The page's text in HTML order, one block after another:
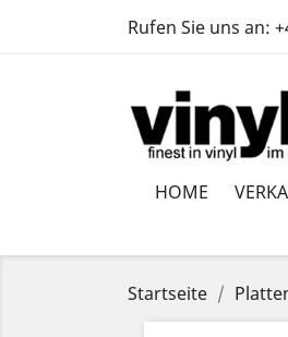
Rufen Sie uns an:
HOME
Startseite